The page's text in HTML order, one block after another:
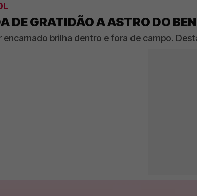
DE GRATIDÃO A ASTRO DO
encarnado brilha dentro e fora de campo.